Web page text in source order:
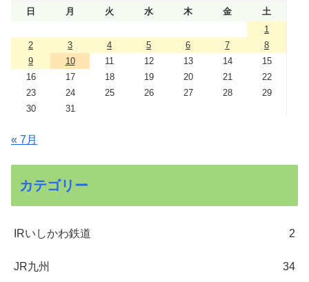
日 月 火 水 木 金
土
1
2
3 4 5 6 7
8
9
10 11 12 13 14
15
16
17 18 19 20 21
22
23
24 25 26 27 28
29
30
31
« 7月
カテゴリー
IRいしかわ鉄道 2
JR九州 34